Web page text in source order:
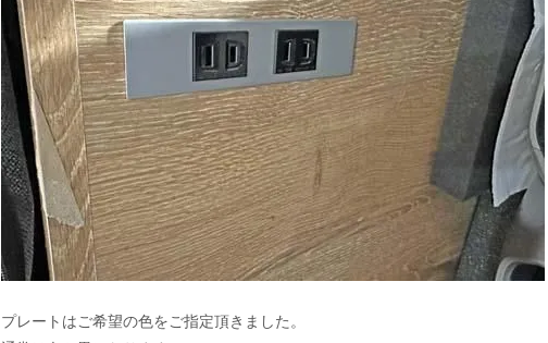
プレートはご希望の色をご指定頂きました。